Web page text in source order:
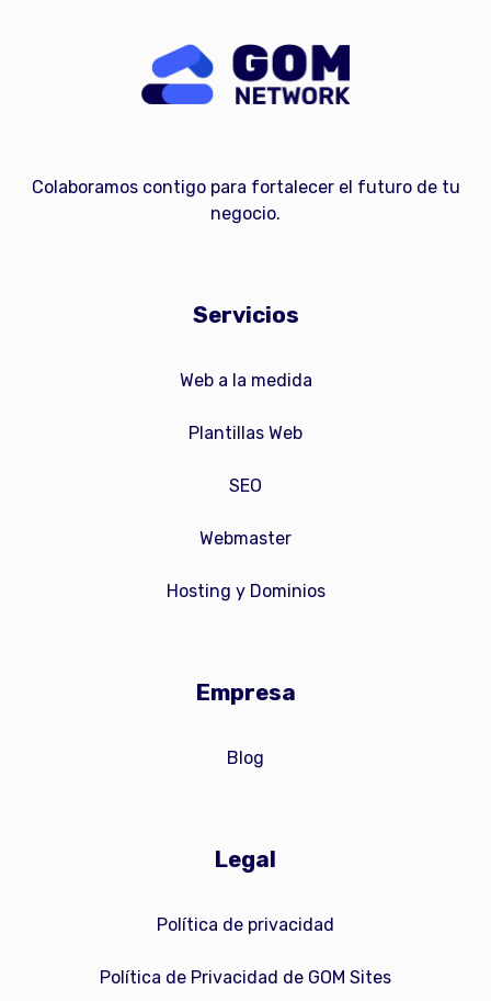
Colaboramos contigo para fortalecer el futuro de tu
negocio.
Servicios
Web a la medida
Plantillas Web
SEO
Webmaster
Hosting y Dominios
Empresa
Blog
Legal
Política de privacidad
Política de Privacidad de GOM Sites